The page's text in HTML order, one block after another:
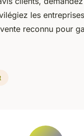
les
reconnu pour